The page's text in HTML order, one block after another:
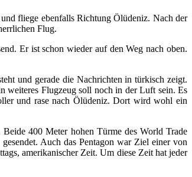
fliege ebenfalls Richtung Ölüdeniz. Nach der
Flug.
Er ist schon wieder auf den Weg nach oben.
und gerade die Nachrichten in türkisch zeigt.
weiteres Flugzeug soll noch in der Luft sein. Es
und rase nach Ölüdeniz. Dort wird wohl ein
400 Meter hohen Türme des World Trade
Auch das Pentagon war Ziel einer von
amerikanischer Zeit. Um diese Zeit hat jeder